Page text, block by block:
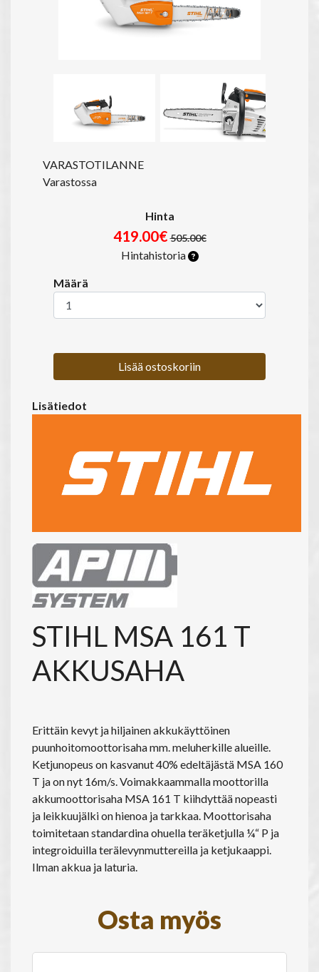
VARASTOTILANNE
Varastossa
Hinta
419.00€ 505.00€
Hintahistoria
Määrä
Lisää ostoskoriin
Lisätiedot
STIHL MSA 161 T
AKKUSAHA
Erittäin kevyt ja hiljainen akkukäyttöinen
puunhoitomoottorisaha mm. meluherkille alueille.
Ketjunopeus on kasvanut 40% edeltäjästä MSA 160
T ja on nyt 16m/s. Voimakkaammalla moottorilla
akkumoottorisaha MSA 161 T kiihdyttää nopeasti
ja leikkuujälki on hienoa ja tarkkaa. Moottorisaha
toimitetaan standardina ohuella teräketjulla ¼“ P ja
integroiduilla terälevynmuttereilla ja ketjukaappi.
Ilman akkua ja laturia.
Osta myös